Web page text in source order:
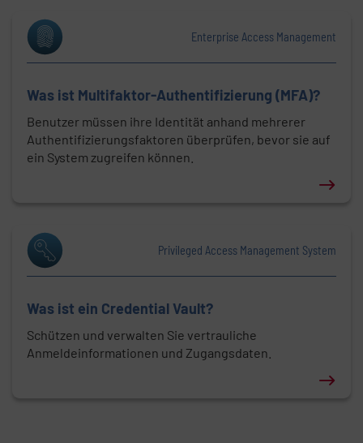
Enterprise Access Management
Was ist Multifaktor-Authentifizierung (MFA)?
Benutzer müssen ihre Identität anhand mehrerer
Authentifizierungsfaktoren überprüfen, bevor sie auf
ein System zugreifen können.
Privileged Access Management System
Was ist ein Credential Vault?
Schützen und verwalten Sie vertrauliche
Anmeldeinformationen und Zugangsdaten.